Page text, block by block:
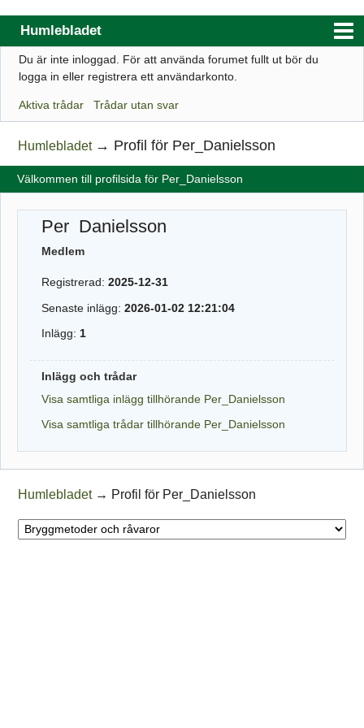
Humlebladet
Index
Regler
Sök
Registrera ett konto
Logga in
Du är inte inloggad. För att använda forumet fullt ut bör du
logga in eller registrera ett användarkonto.
Aktiva trådar Trådar utan svar
Humlebladet → Profil för Per_Danielsson
Välkommen till profilsida för Per_Danielsson
Per_Danielsson
Medlem
Registrerad:2025-12-31
Senaste inlägg:2026-01-02 12:21:04
Inlägg: 1
Inlägg och trådar
Visa samtliga inlägg tillhörande Per_Danielsson
Visa samtliga trådar tillhörande Per_Danielsson
Humlebladet → Profil för Per_Danielsson